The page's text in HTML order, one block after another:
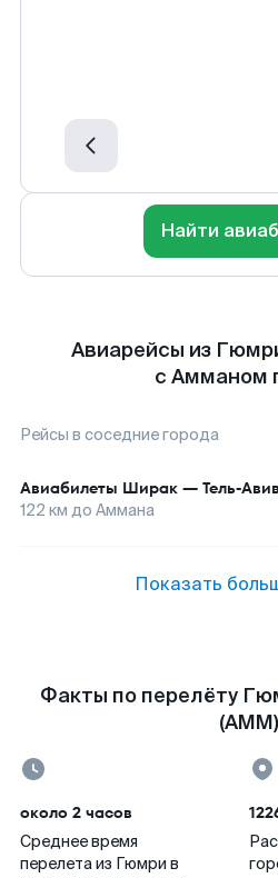
Найти
Авиарейсы из
с Амманом
Рейсы в соседние города
Авиабилеты Ширак — Тель-Авив
122 км до Аммана
Показать
Факты по перелёту
(AMM)
около 2 часов
Среднее время
перелета из Гюмри в